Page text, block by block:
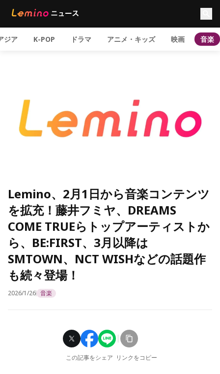
ジア K-POP ドラマ アニメ・キッズ 映画 音楽
Lemino、2月1日から音楽コンテンツ
を拡充！藤井フミヤ、DREAMS
COME TRUEらトップアーティストか
ら、BE:FIRST、3月以降は
SMTOWN、NCT WISHなどの話題作
も続々登場！
2026/1/26 音楽
この記事をシェア リンクをコピー